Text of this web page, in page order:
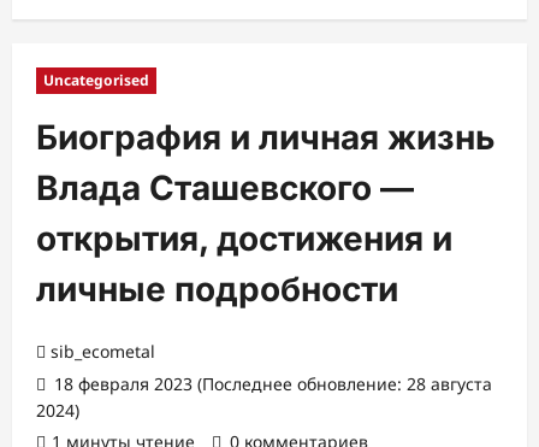
Uncategorised
Биография и личная жизнь
Влада Сташевского —
открытия, достижения и
личные подробности
sib_ecometal
18 февраля 2023 (Последнее обновление: 28 августа
2024)
1 минуты чтение
0 комментариев